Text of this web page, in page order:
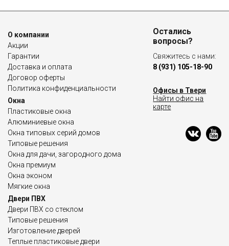
О компании
Акции
Гарантии
Доставка и оплата
Договор оферты
Политика конфиденциальности
Окна
Пластиковые окна
Алюминиевые окна
Окна типовых серий домов
Типовые решения
Окна для дачи, загородного дома
Окна премиум
Окна эконом
Мягкие окна
Двери ПВХ
Двери ПВХ со стеклом
Типовые решения
Изготовление дверей
Теплые пластиковые двери
Остались
вопросы?
Свяжитесь с нами:
8 (931) 105-18-90
Офисы в Твери
Найти офис на
карте